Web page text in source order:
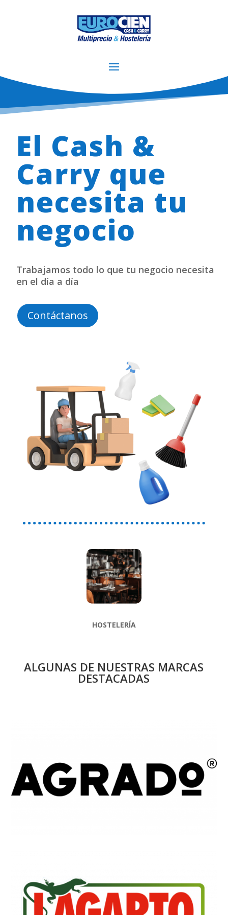
El Cash &
Carry que
necesita tu
negocio
Trabajamos todo lo que tu negocio necesita
en el día a día
Contáctanos
HOSTELERÍA
ALGUNAS DE NUESTRAS MARCAS
DESTACADAS